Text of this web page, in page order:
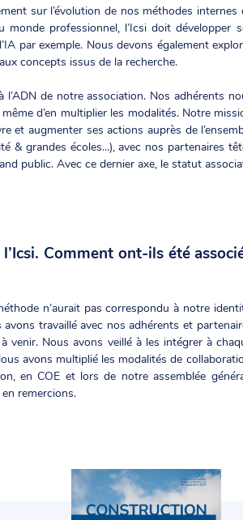
sur l’évolution de nos méthodes internes
professionnel, l’Icsi doit développer
par exemple. Nous devons également
concepts issus de la recherche.
l’ADN de notre association. Nos adhérents
d’en multiplier les modalités. Notre
et augmenter ses actions auprès de
& grandes écoles...), avec nos partenaires
public. Avec ce dernier axe, le statut
Comment ont-ils été
n’aurait pas correspondu à notre
travaillé avec nos adhérents et
venir. Nous avons veillé à les intégrer à
avons multiplié les modalités de
en COE et lors de notre assemblée
remercions.